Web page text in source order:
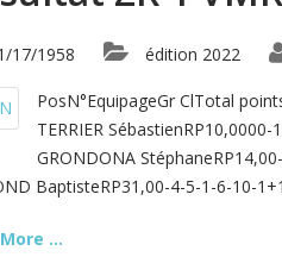
17/1958 édition 2022
PosN°EquipageGr ClTotal
TERRIER
GRONDONA
BaptisteRP31,00-4-5-1-6-10-
...